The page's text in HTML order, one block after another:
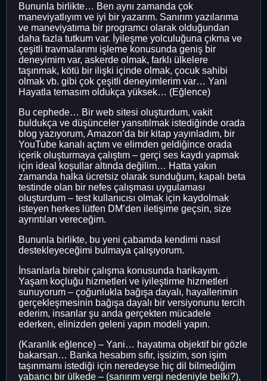
Bununla birlikte… Ben aynı zamanda çok
maneviyatlıyım ve iyi bir yazarım. Sanırım yazılarıma
ve maneviyatıma bir programcı olarak olduğundan
daha fazla tutkum var. İyileşme yolculuğuna çıkma ve
çeşitli travmalarımı işleme konusunda geniş bir
deneyimim var, askerde olmak, farklı ülkelere
taşınmak, kötü bir ilişki içinde olmak, çocuk sahibi
olmak vb. gibi çok çeşitli deneyimlerim var… Yani
Hayatla temasım oldukça yüksek… (Eğlence)
Bu cephede… Bir web sitesi oluşturdum, vakit
buldukça ve düşünceler yansıtılmak istediğinde orada
blog yazıyorum, Amazon’da bir kitap yayınladım, bir
YouTube kanalı açtım ve elimden geldiğince orada
içerik oluşturmaya çalıştım – gerçi ses kaydı yapmak
için ideal koşullar altında değilim… Hatta yakın
zamanda halka ücretsiz olarak sunduğum, kapalı beta
testinde olan bir nefes çalışması uygulaması
oluşturdum – test kullanıcısı olmak için kaydolmak
isteyen herkes lütfen DM’den iletişime geçsin, size
ayrıntıları vereceğim.
Bununla birlikte, bu yeni çabamda kendimi nasıl
destekleyeceğimi bulmaya çalışıyorum.
İnsanlarla birebir çalışma konusunda harikayım.
Yaşam koçluğu hizmetleri ve iyileştirme hizmetleri
sunuyorum – çoğunlukla bağışa dayalı, hayallerimin
gerçekleşmesinin bağışa dayalı bir versiyonunu tercih
ederim, insanlar şu anda gerçekten mücadele
ederken, elinizden geleni yapın modeli yapın.
(Karanlık eğlence) – Yani… hayatıma objektif bir gözle
bakarsan… Banka hesabım sıfır, işsizim, son işim
taşınmamı istediği için neredeyse hiç dil bilmediğim
yabancı bir ülkede – (sanırım vergi nedeniyle belki?),